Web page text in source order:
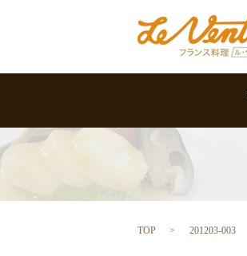
TOP 201203-003